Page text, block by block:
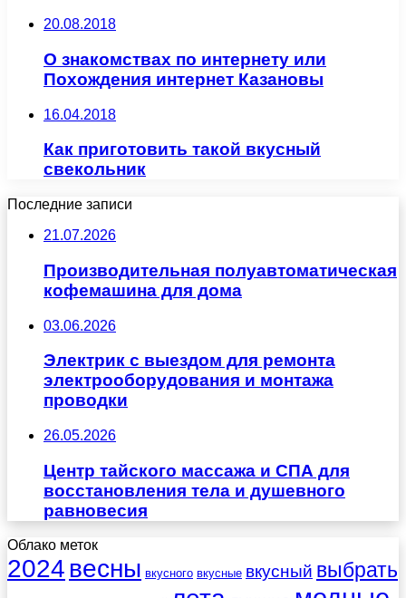
20.08.2018
О знакомствах по интернету или
Похождения интернет Казановы
16.04.2018
Как приготовить такой вкусный
свекольник
Последние записи
21.07.2026
Производительная полуавтоматическая
кофемашина для дома
03.06.2026
Электрик с выездом для ремонта
электрооборудования и монтажа
проводки
26.05.2026
Центр тайского массажа и СПА для
восстановления тела и душевного
равновесия
Облако меток
2024 весны вкусного вкусные вкусный выбрать